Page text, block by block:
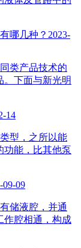
哪几种？ 2023-
类产品技术的
。下面与新光明
14
型，之所以能
功能，比其他泵
09-09
储液腔，并通
作腔相通，构成